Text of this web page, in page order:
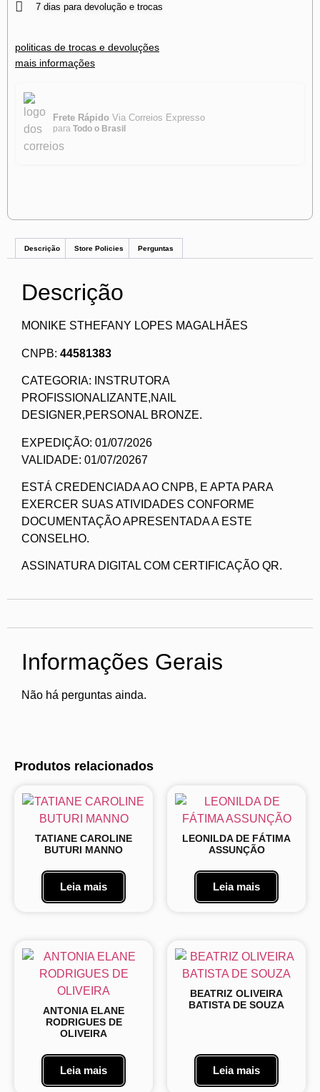
7 dias para devolução e trocas
politicas de trocas e devoluções
mais informações
Frete Rápido Via Correios Expresso
para Todo o Brasil
Descrição Store Policies Perguntas
Descrição
MONIKE STHEFANY LOPES MAGALHÃES
CNPB: 44581383
CATEGORIA: INSTRUTORA
PROFISSIONALIZANTE,NAIL
DESIGNER,PERSONAL BRONZE.
EXPEDIÇÃO: 01/07/2026
VALIDADE: 01/07/20267
ESTÁ CREDENCIADA AO CNPB, E APTA PARA
EXERCER SUAS ATIVIDADES CONFORME
DOCUMENTAÇÃO APRESENTADA A ESTE
CONSELHO.
ASSINATURA DIGITAL COM CERTIFICAÇÃO QR.
Informações Gerais
Não há perguntas ainda.
Produtos relacionados
TATIANE CAROLINE
BUTURI MANNO
Leia mais
LEONILDA DE FÁTIMA
ASSUNÇÃO
Leia mais
ANTONIA ELANE
RODRIGUES DE
OLIVEIRA
Leia mais
BEATRIZ OLIVEIRA
BATISTA DE SOUZA
Leia mais